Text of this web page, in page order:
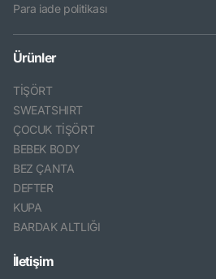
Para iade politikası
Ürünler
TİŞÖRT
SWEATSHIRT
ÇOCUK TİŞÖRT
BEBEK BODY
BEZ ÇANTA
DEFTER
KUPA
BARDAK ALTLIĞI
İletişim